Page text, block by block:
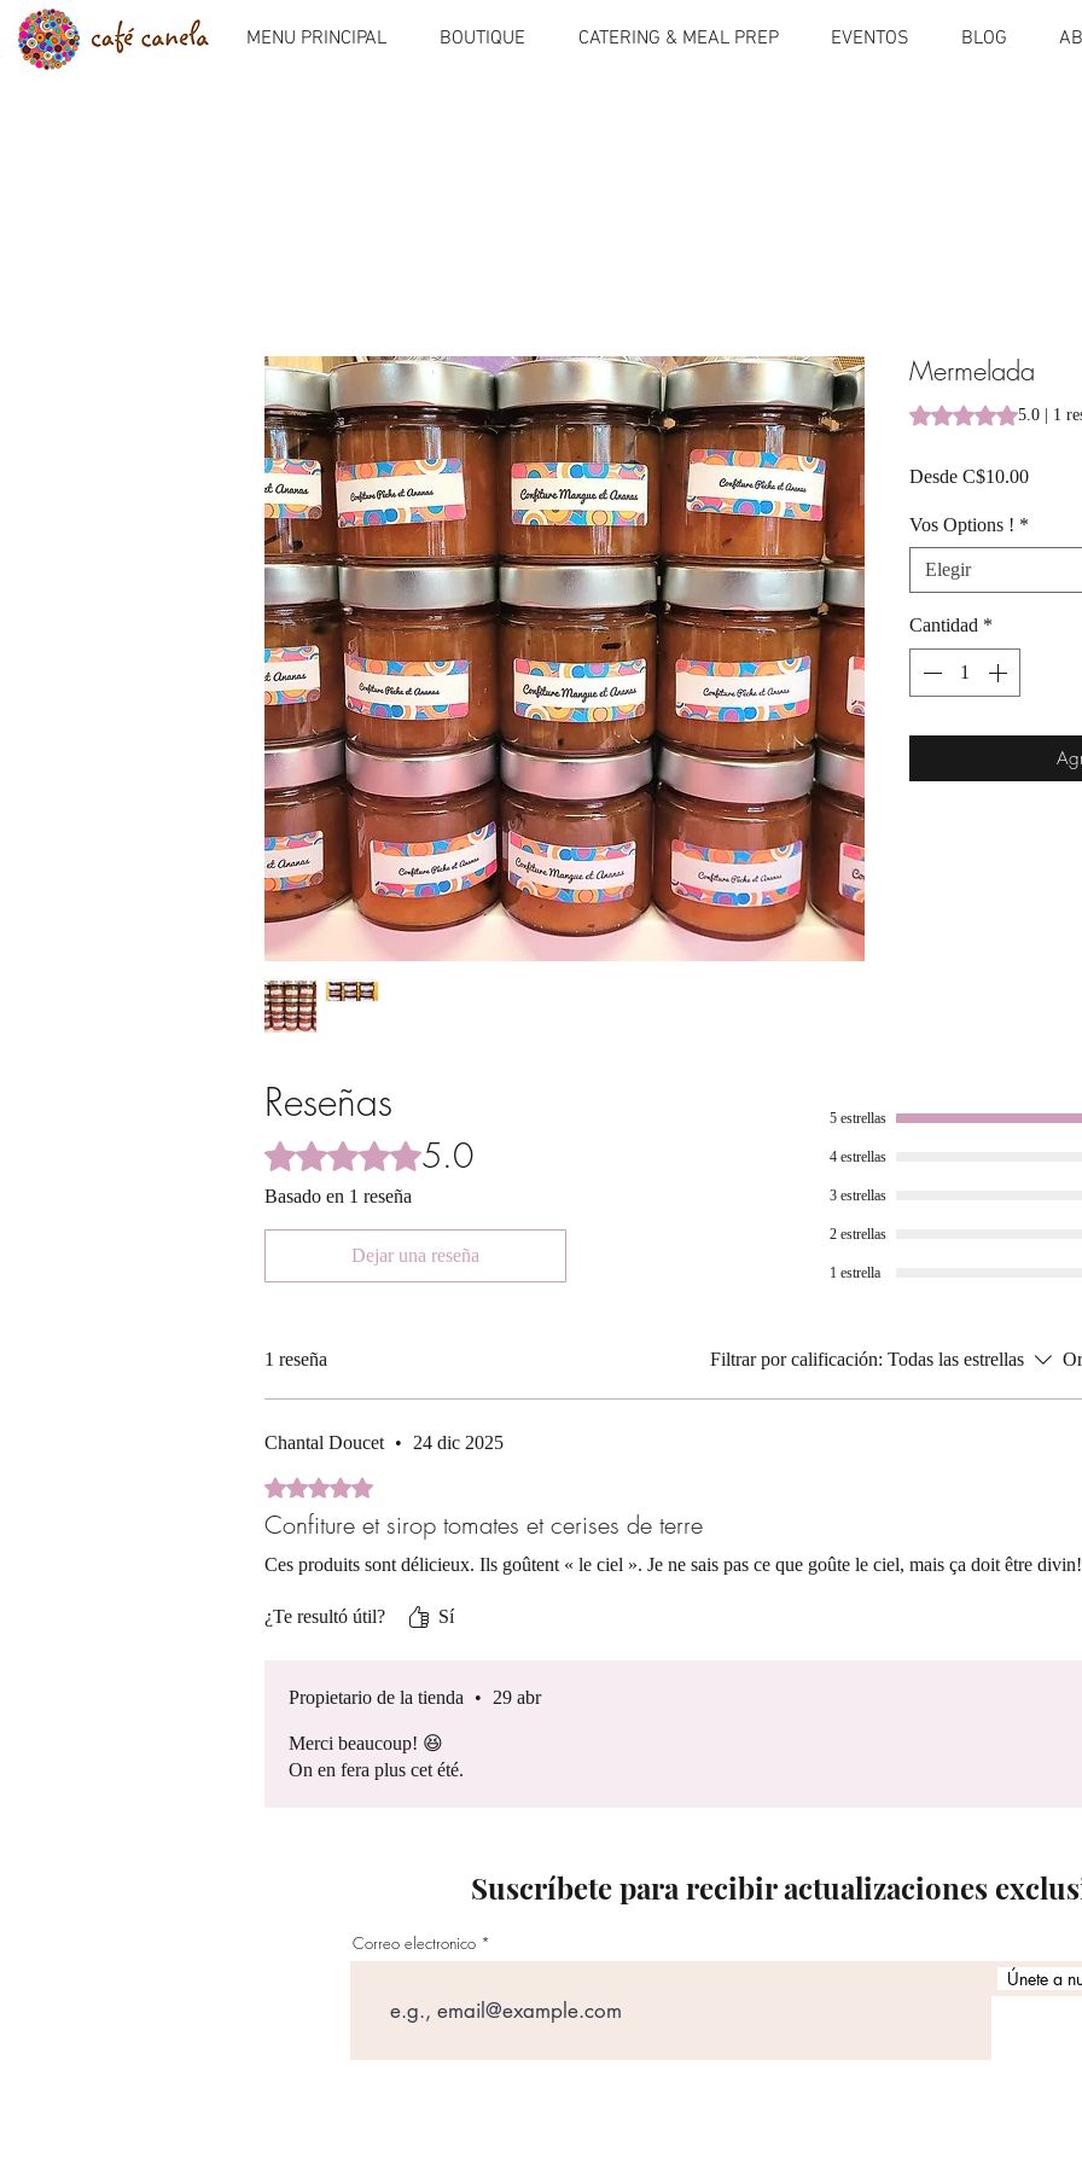
MENU PRINCIPAL BOUTIQUE CATERING & MEAL PREP EVENTOS BLOG
Mermelada
Según 1 reseña, la
5.0 | 1
Desde C$10.00Precio
oferta
Vos Options ! *
Elegir
Cantidad *
Reseñas
Obtuvo 5 de 5 estrellas.
5.0
Basado en 1 reseña
Dejar una reseña
5 estrellas
4 estrellas
3 estrellas
2 estrellas
1 estrella
1 reseña Filtrar por calificación: Todas las estrellas
Chantal Doucet • 24 dic 2025
Obtuvo 5 de 5 estrellas.
Confiture et sirop tomates et cerises de terre
Ces produits sont délicieux. Ils goûtent « le ciel ». Je ne sais pas ce que goûte le ciel, mais ça doit être divin!
¿Te resultó útil? Sí
Propietario de la tienda • 29 abr
Merci beaucoup! 😆
On en fera plus cet été.
Suscríbete para recibir actualizaciones
Correo electronico
Únete a